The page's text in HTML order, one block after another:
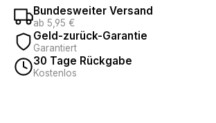
Bundesweiter Versand
ab 5,95 €
Geld-zurück-Garantie
Garantiert
30 Tage Rückgabe
Kostenlos